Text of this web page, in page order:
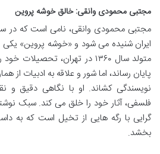
مجتبی محمودی وانقی: خالق خوشه پروین
مجتبی محمودی وانقی، نامی است که در
ایران شنیده می شود و «خوشه پروین» یکی
متولد سال ۱۳۶۰ در تهران،
پایان رساند، اما شور و علاقه به ادبیات از
نویسندگی کشاند. او با نگاهی دقیق و
فلسفی، آثار خود را خلق می کند. سبک
گرایی با رگه هایی از تخیل است که
بخشد.